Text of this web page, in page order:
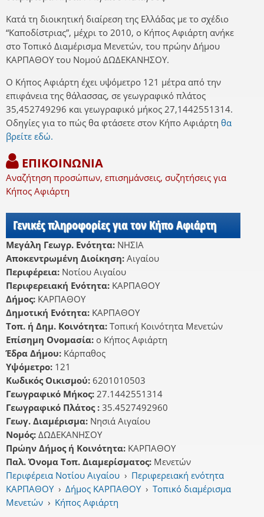
Κατά τη διοικητική διαίρεση της Ελλάδας με το σχέδιο
“Καποδίστριας”, μέχρι το 2010, ο Κήπος Αφιάρτη ανήκε
στο Τοπικό Διαμέρισμα Μενετών, του πρώην Δήμου
ΚΑΡΠΑΘΟΥ του Νομού ΔΩΔΕΚΑΝΗΣΟΥ.
Ο Κήπος Αφιάρτη έχει υψόμετρο 121 μέτρα από την
επιφάνεια της θάλασσας, σε γεωγραφικό πλάτος
35,452749296 και γεωγραφικό μήκος 27,1442551314.
Οδηγίες για το πώς θα φτάσετε στον Κήπο Αφιάρτη θα
βρείτε εδώ.
ΕΠΙΚΟΙΝΩΝΙΑ
Αναζήτηση προσώπων, επισημάνσεις, συζητήσεις για
Κήπος Αφιάρτη
Γενικές πληροφορίες για τον Κήπο Αφιάρτη
Μεγάλη Γεωγρ. Ενότητα: ΝΗΣΙΑ
Αποκεντρωμένη Διοίκηση: Αιγαίου
Περιφέρεια: Νοτίου Αιγαίου
Περιφερειακή Ενότητα: ΚΑΡΠΑΘΟΥ
Δήμος: ΚΑΡΠΑΘΟΥ
Δημοτική Ενότητα: ΚΑΡΠΑΘΟΥ
Τοπ. ή Δημ. Κοινότητα: Τοπική Κοινότητα Μενετών
Επίσημη Ονομασία: ο Κήπος Αφιάρτη
Έδρα Δήμου: Κάρπαθος
Υψόμετρο: 121
Κωδικός Οικισμού: 6201010503
Γεωγραφικό Μήκος: 27.1442551314
Γεωγραφικό Πλάτος : 35.4527492960
Γεωγ. Διαμέρισμα: Νησιά Αιγαίου
Νομός: ΔΩΔΕΚΑΝΗΣΟΥ
Πρώην Δήμος ή Κοινότητα: ΚΑΡΠΑΘΟΥ
Παλ. Όνομα Τοπ. Διαμερίσματος: Μενετών
Περιφέρεια Νοτίου Αιγαίου › Περιφερειακή ενότητα
ΚΑΡΠΑΘΟΥ › Δήμος ΚΑΡΠΑΘΟΥ › Τοπικό διαμέρισμα
Μενετών › Κήπος Αφιάρτη